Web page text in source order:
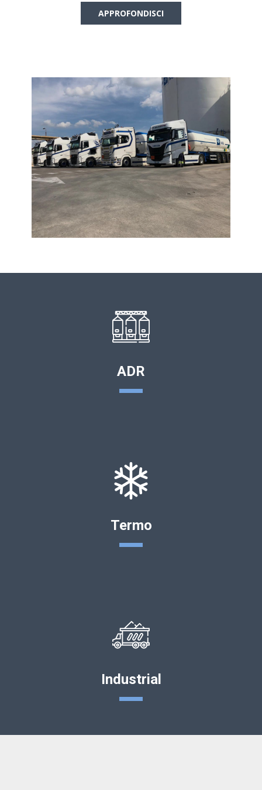
APPROFONDISCI
ADR
Termo
Industrial